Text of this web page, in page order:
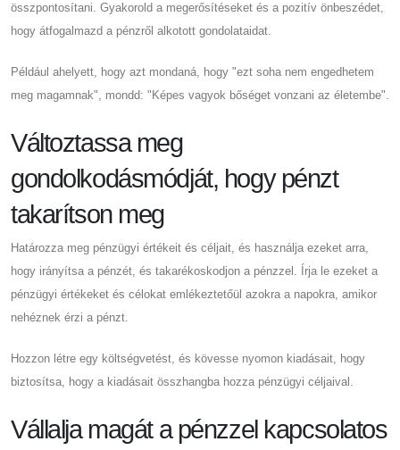
összpontosítani. Gyakorold a megerősítéseket és a pozitív önbeszédet,
hogy átfogalmazd a pénzről alkotott gondolataidat.
Például ahelyett, hogy azt mondaná, hogy "ezt soha nem engedhetem
meg magamnak", mondd: "Képes vagyok bőséget vonzani az életembe".
Változtassa meg
gondolkodásmódját, hogy pénzt
takarítson meg
Határozza meg pénzügyi értékeit és céljait, és használja ezeket arra,
hogy irányítsa a pénzét, és takarékoskodjon a pénzzel. Írja le ezeket a
pénzügyi értékeket és célokat emlékeztetőül azokra a napokra, amikor
nehéznek érzi a pénzt.
Hozzon létre egy költségvetést, és kövesse nyomon kiadásait, hogy
biztosítsa, hogy a kiadásait összhangba hozza pénzügyi céljaival.
Vállalja magát a pénzzel kapcsolatos